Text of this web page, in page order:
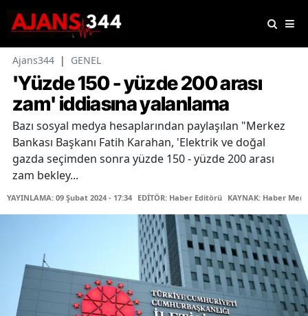
Ajans344 | GENEL
'Yüzde 150 - yüzde 200 arası
zam' iddiasına yalanlama
Bazı sosyal medya hesaplarından paylaşılan "Merkez
Bankası Başkanı Fatih Karahan, 'Elektrik ve doğal
gazda seçimden sonra yüzde 150 - yüzde 200 arası
zam bekley...
YAYINLAMA: 09 Şubat 2024 - 17:34 EDİTÖR: Haber Editörü KAYNAK: Haber